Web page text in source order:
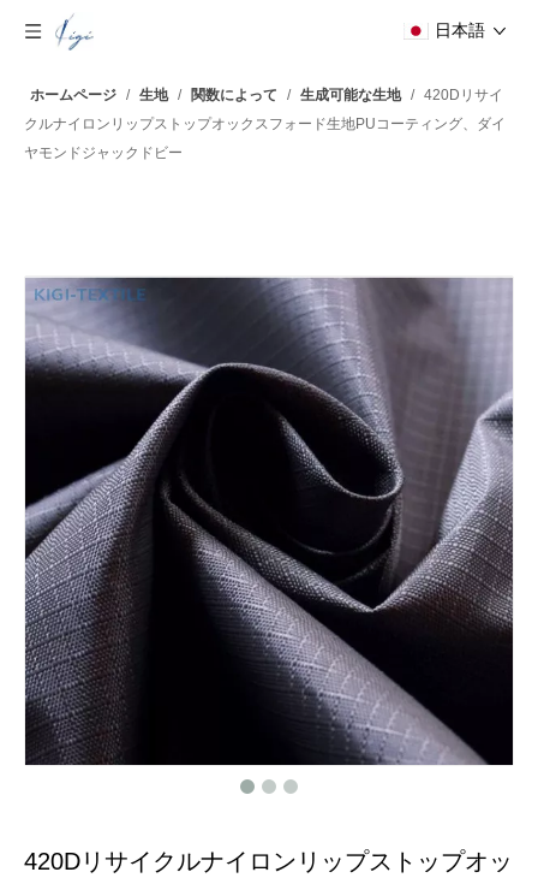
日本語
ホームページ / 生地 / 関数によって / 生成可能な生地 / 420Dリサイ
クルナイロンリップストップオックスフォード生地PUコーティング、ダイ
ヤモンドジャックドビー
420Dリサイクルナイロンリップストップオッ